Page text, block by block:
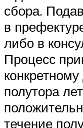
сбора.
в
либо в
Процесс
полутора
течение